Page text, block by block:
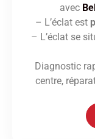
avec
– L’éclat est
– L’éclat se
Diagnostic
centre,